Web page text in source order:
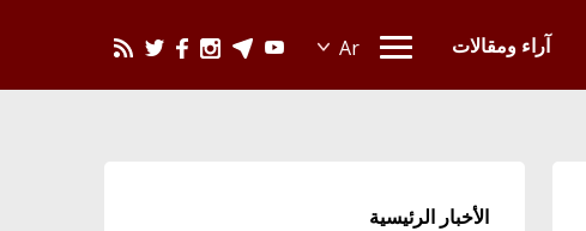
آراء ومقالات
الأخبار الرئيسية